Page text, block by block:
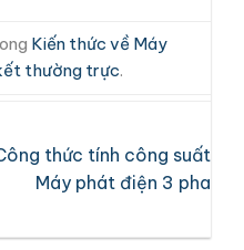
Kiến thức về Máy
thường trực.
thức tính công suất
Máy phát điện 3 pha